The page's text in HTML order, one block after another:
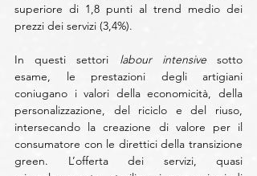
superiore di 1,8 punti al trend medio dei
prezzi dei servizi (3,4%).
In questi settori labour intensive sotto
esame, le prestazioni degli artigiani
coniugano i valori della economicità, della
personalizzazione, del riciclo e del riuso,
intersecando la creazione di valore per il
consumatore con le direttici della transizione
green. L’offerta dei servizi, quasi